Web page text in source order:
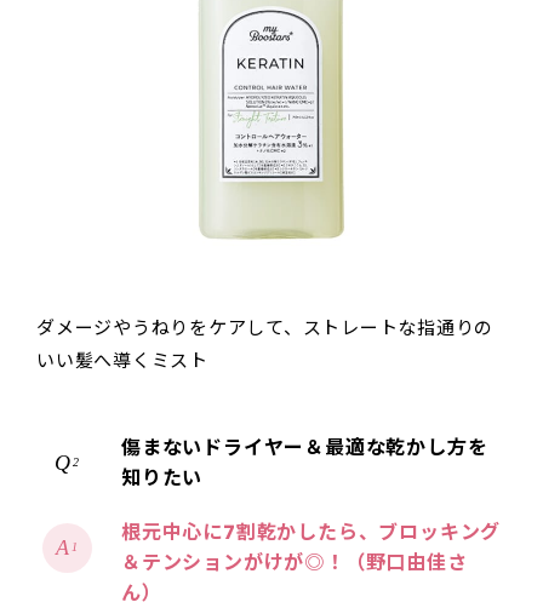
ダメージやうねりをケアして、ストレートな指通りの
いい髪へ導くミスト
2
傷まないドライヤー＆最適な乾かし方を
知りたい
1
根元中心に7割乾かしたら、ブロッキング
＆テンションがけが◎！（野口由佳さ
ん）